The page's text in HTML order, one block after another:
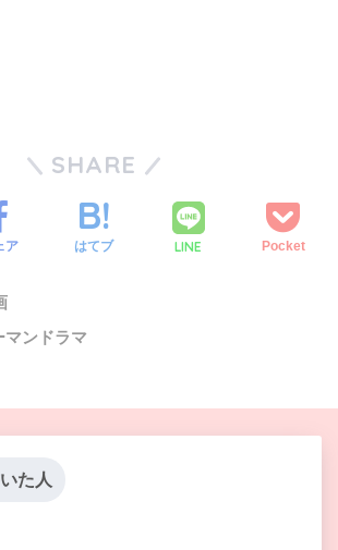
SHARE
ア はてブ LINE Pocket
マンドラマ
た人